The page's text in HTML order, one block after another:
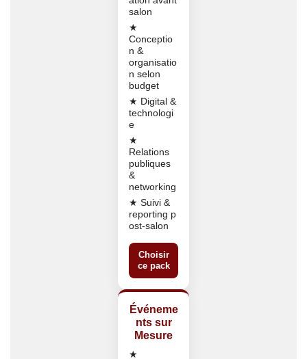
salon
★
Conceptio
n &
organisatio
n selon
budget
★ Digital &
technologi
e
★
Relations
publiques
&
networking
★ Suivi &
reporting p
ost-salon
Choisir
ce pack
Événeme
nts sur
Mesure
★